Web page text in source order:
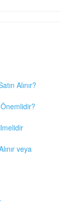
Alınır?
veya